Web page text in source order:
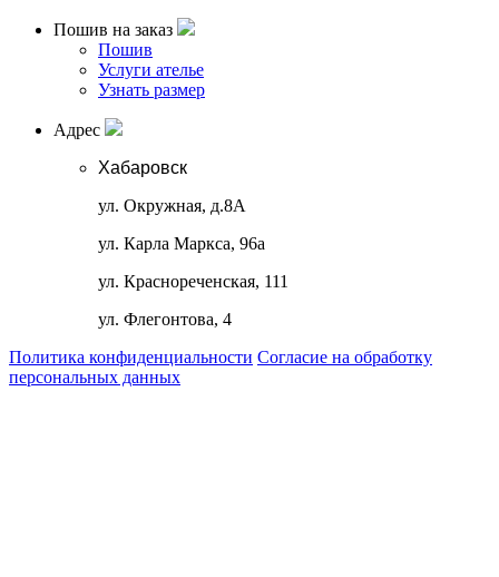
Пошив на заказ
Пошив
Услуги ателье
Узнать размер
Адрес
Хабаровск
ул. Окружная, д.8А
ул. Карла Маркса, 96а
ул. Краснореченская, 111
ул. Флегонтова, 4
Политика конфиденциальности Согласие на обработку
персональных данных